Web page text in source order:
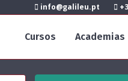
info@galileu.pt
Cursos Academias